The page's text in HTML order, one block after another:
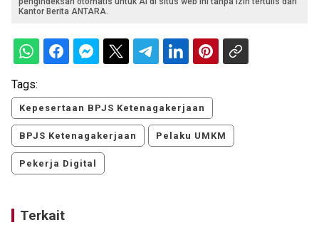
Kantor Berita ANTARA.
Tags:
Kepesertaan BPJS Ketenagakerjaan
BPJS Ketenagakerjaan Pelaku UMKM
Pekerja Digital
Terkait